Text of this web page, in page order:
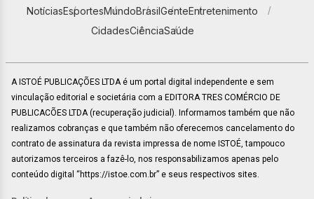
NotíciasEsportesMundoBrasilGenteEntretenimento
CidadesCiênciaSaúde
A ISTOÉ PUBLICAÇÕES LTDA é um portal digital independente e sem
vinculação editorial e societária com a EDITORA TRES COMÉRCIO DE
PUBLICACÕES LTDA (recuperação judicial). Informamos também que não
realizamos cobranças e que também não oferecemos cancelamento do
contrato de assinatura da revista impressa de nome ISTOÉ, tampouco
autorizamos terceiros a fazê-lo, nos responsabilizamos apenas pelo
conteúdo digital “https://istoe.com.br” e seus respectivos sites.